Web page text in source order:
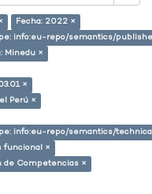
Fecha: 2022 ×
info:eu-repo/semantics/
Minedu ×
×
Perú ×
info:eu-repo/semantics/
funcional ×
de Competencias ×